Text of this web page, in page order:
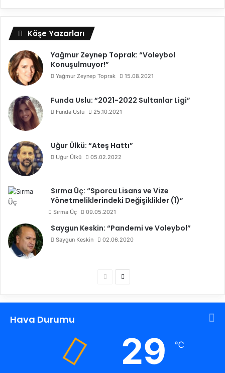
Köşe Yazarları
Yağmur Zeynep Toprak: “Voleybol
Konuşulmuyor!”
Yağmur Zeynep Toprak 15.08.2021
Funda Uslu: “2021-2022 Sultanlar Ligi”
Funda Uslu 25.10.2021
Uğur Ülkü: “Ateş Hattı”
Uğur Ülkü 05.02.2022
Sırma Üç: “Sporcu Lisans ve Vize
Yönetmeliklerindeki Değişiklikler (1)”
Sırma Üç 09.05.2021
Saygun Keskin: “Pandemi ve Voleybol”
Saygun Keskin 02.06.2020
c
n
k
i
Hava Durumu
29 ℃